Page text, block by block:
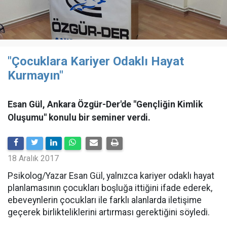
"Çocuklara Kariyer Odaklı Hayat
Kurmayın"
Esan Gül, Ankara Özgür-Der'de "Gençliğin Kimlik
Oluşumu" konulu bir seminer verdi.
18 Aralık 2017
Psikolog/Yazar Esan Gül, yalnızca kariyer odaklı hayat
planlamasının çocukları boşluğa ittiğini ifade ederek,
ebeveynlerin çocukları ile farklı alanlarda iletişime
geçerek birlikteliklerini artırması gerektiğini söyledi.